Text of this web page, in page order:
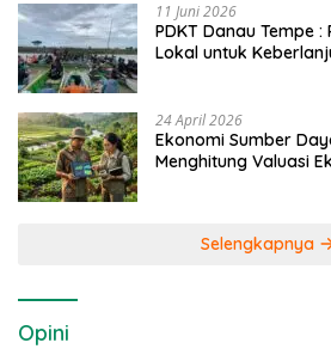
11 Juni 2026
PDKT Danau Tempe
Lokal untuk
24 April 2026
Ekonomi Sumber
Menghitung Valuasi
Selengkapnya
Opini